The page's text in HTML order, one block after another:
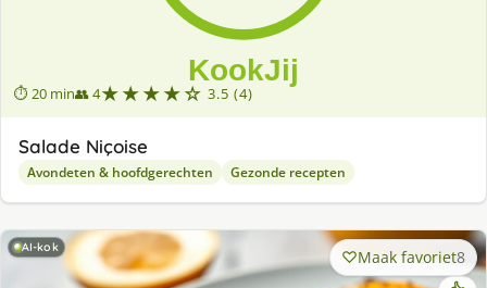
⏱ 20 min👥 4★★★★☆ 3.5 (4)
Salade Niçoise
Avondeten & hoofdgerechten Gezonde recepten
AI-kok Maak favoriet8